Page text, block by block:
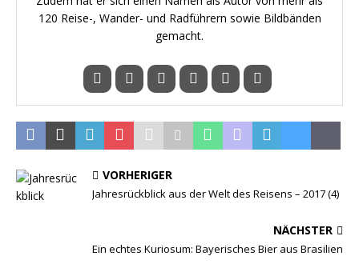
120 Reise-, Wander- und Radführern sowie Bildbänden
gemacht.
VORHERIGER
Jahresrückblick aus der Welt des Reisens – 2017 (4)
NÄCHSTER
Ein echtes Kuriosum: Bayerisches Bier aus Brasilien